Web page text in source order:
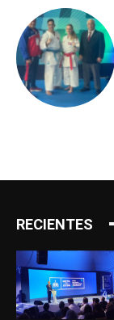
RECIENTES